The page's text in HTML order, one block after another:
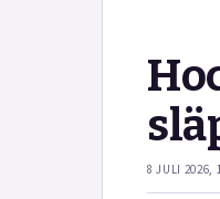
8 JULI 2026,